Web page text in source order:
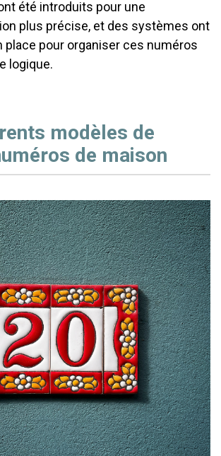
été introduits pour une
plus précise, et des systèmes ont
place pour organiser ces numéros
logique.
modèles de
de maison